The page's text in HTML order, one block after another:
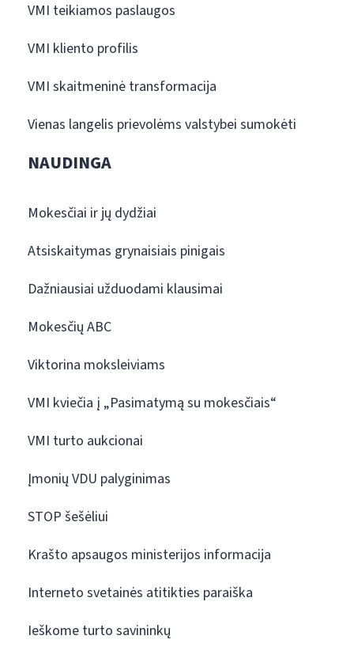
VMI teikiamos paslaugos
VMI kliento profilis
VMI skaitmeninė transformacija
Vienas langelis prievolėms valstybei sumokėti
NAUDINGA
Mokesčiai ir jų dydžiai
Atsiskaitymas grynaisiais pinigais
Dažniausiai užduodami klausimai
Mokesčių ABC
Viktorina moksleiviams
VMI kviečia į „Pasimatymą su mokesčiais“
VMI turto aukcionai
Įmonių VDU palyginimas
STOP šešėliui
Krašto apsaugos ministerijos informacija
Interneto svetainės atitikties paraiška
Ieškome turto savininkų